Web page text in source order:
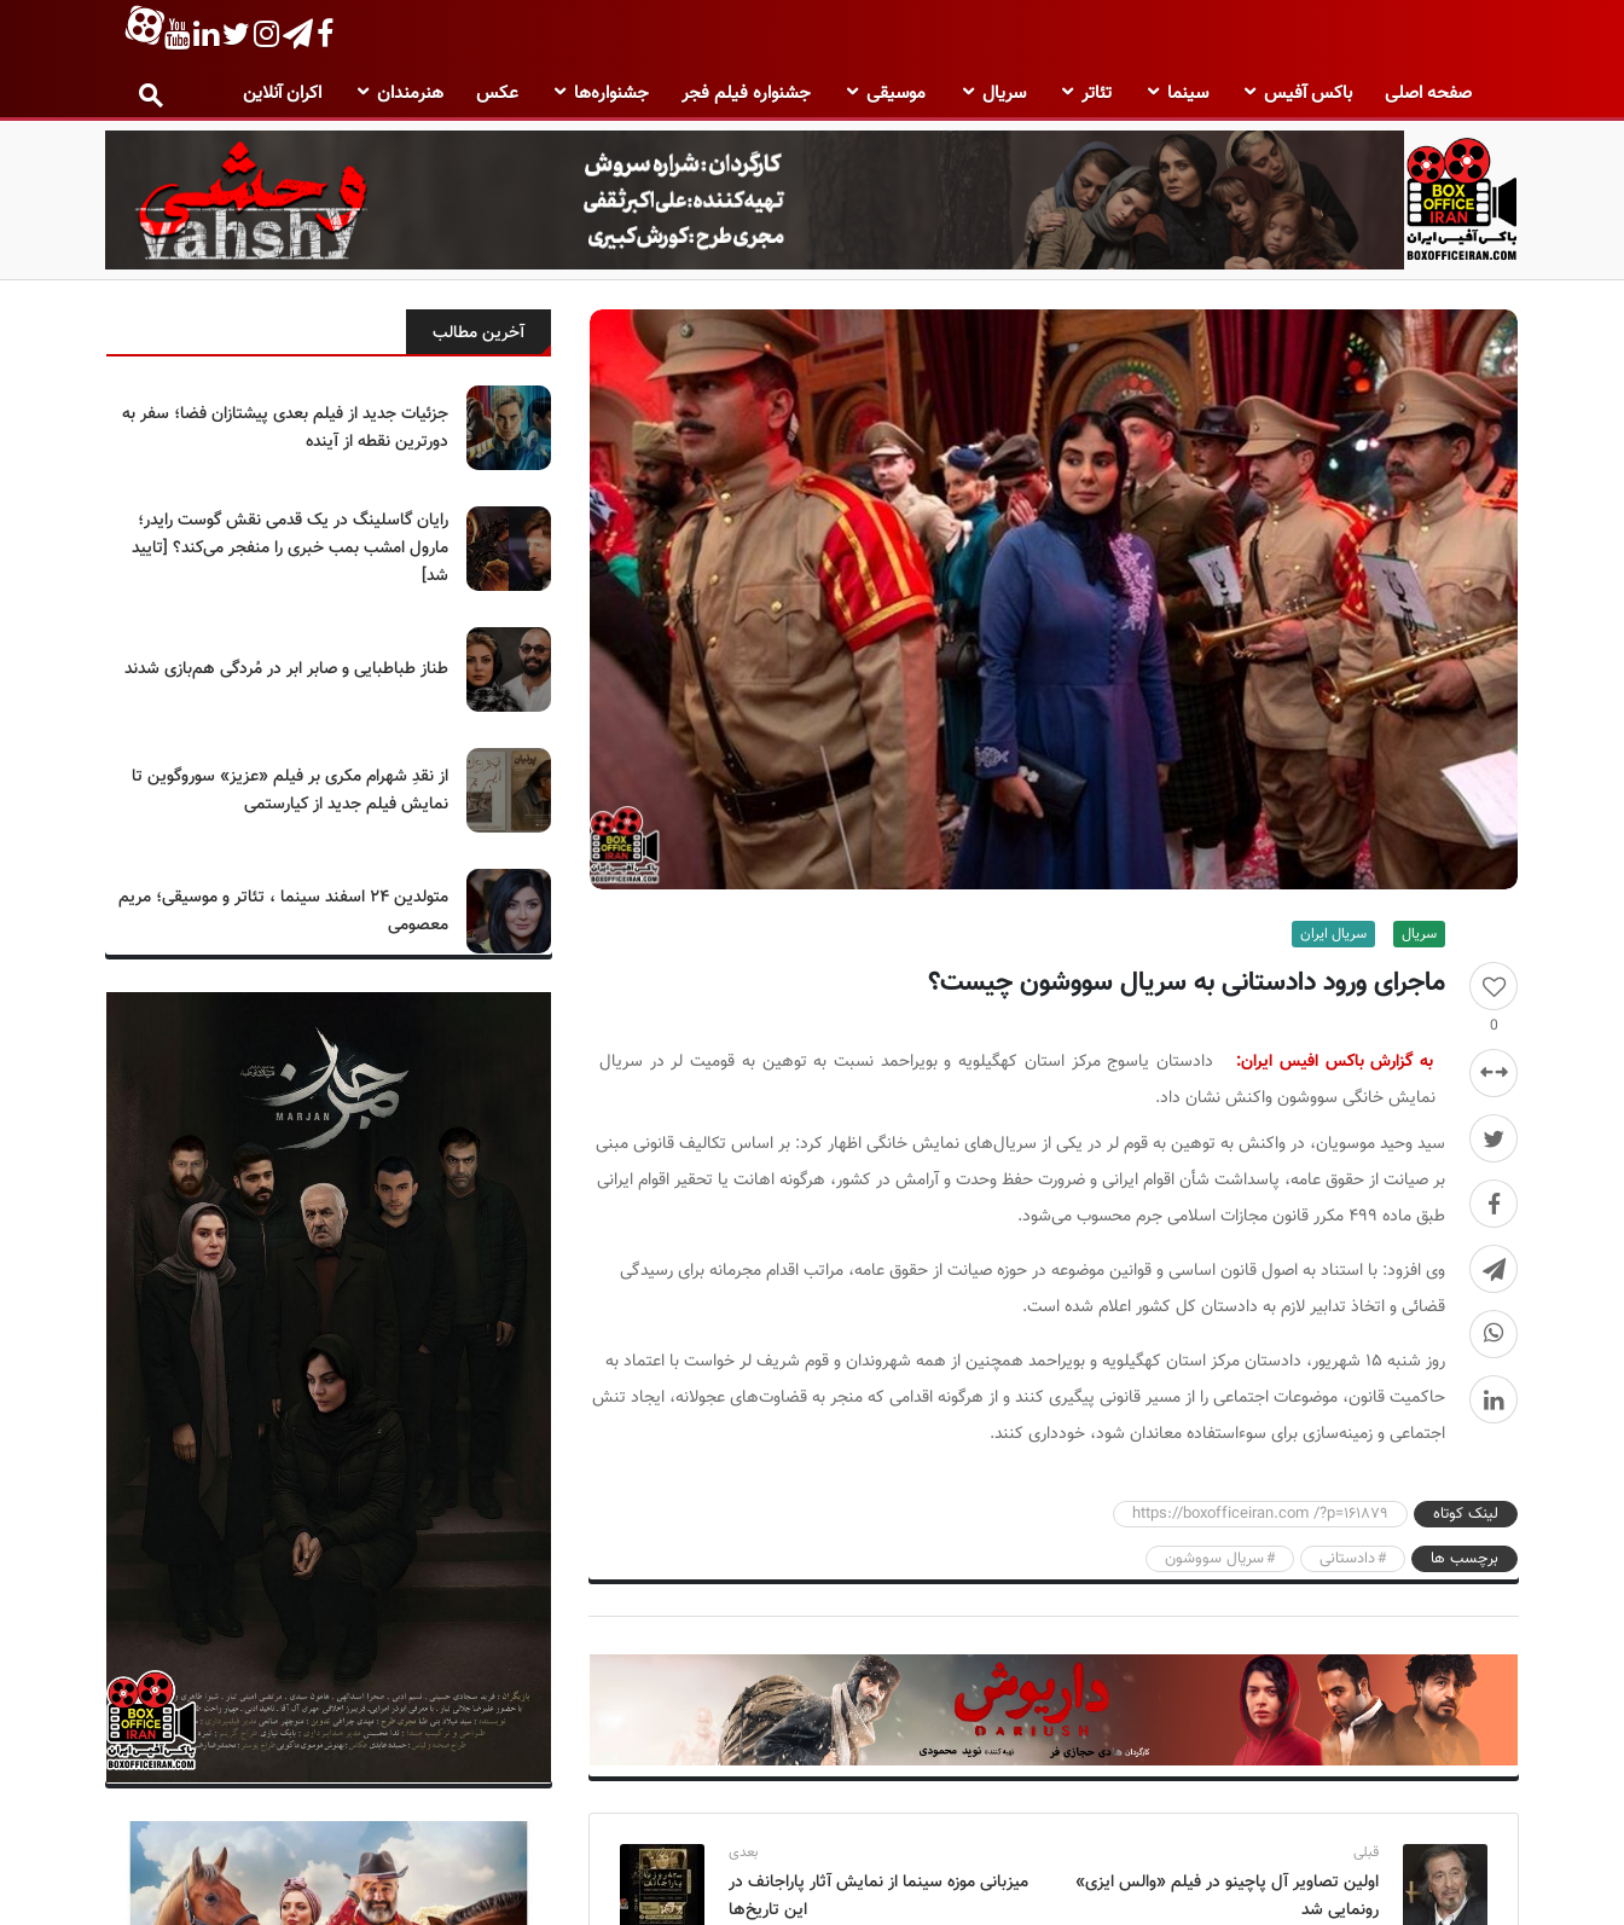
صفحه اصلی باکس آفیس سینما تئاتر سریال موسیقی جشنواره فیلم فجر جشنواره‌ها عکس هنرمندان اکران آنلاین
ب
ک
س
آ
ف
ی
س
ا
ی
ر
ا
ن
0
سریال سریال ایران
ماجرای ورود دادستانی به سریال سووشون چیست؟
به گزارش باکس افیس ایران:
دادستان یاسوج مرکز استان کهگیلویه و بویراحمد نسبت به توهین به قومیت لر در سریال
نمایش خانگی سووشون واکنش نشان داد.
سید وحید موسویان، در واکنش به توهین به قوم لر در یکی از سریال‌های نمایش خانگی اظهار کرد: بر اساس تکالیف قانونی مبنی
بر صیانت از حقوق عامه، پاسداشت شأن اقوام ایرانی و ضرورت حفظ وحدت و آرامش در کشور، هرگونه اهانت یا تحقیر اقوام ایرانی
طبق ماده ۴۹۹ مکرر قانون مجازات اسلامی جرم محسوب می‌شود.
وی افزود: با استناد به اصول قانون اساسی و قوانین موضوعه در حوزه صیانت از حقوق عامه، مراتب اقدام مجرمانه برای رسیدگی
قضائی و اتخاذ تدابیر لازم به دادستان کل کشور اعلام شده است.
روز شنبه ۱۵ شهریور، دادستان مرکز استان کهگیلویه و بویراحمد همچنین از همه شهروندان و قوم شریف لر خواست با اعتماد به
حاکمیت قانون، موضوعات اجتماعی را از مسیر قانونی پیگیری کنند و از هرگونه اقدامی که منجر به قضاوت‌های عجولانه، ایجاد تنش
اجتماعی و زمینه‌سازی برای سوءاستفاده معاندان شود، خودداری کنند.
لینک کوتاه
https://boxofficeiran.com /?p=161879
برچسب ها
دادستانی سریال سووشون
قبلی
اولین تصاویر آل پاچینو در فیلم «والس ایزی»
رونمایی شد
بعدی
میزبانی موزه سینما از نمایش آثار پاراجانف در
این تاریخ‌ها
آخرین مطالب
جزئیات جدید از فیلم بعدی پیشتازان فضا؛ سفر به
دورترین نقطه از آینده
رایان گاسلینگ در یک قدمی نقش گوست رایدر؛
مارول امشب بمب خبری را منفجر می‌کند؟ [تایید
شد]
طناز طباطبایی و صابر ابر در مُردگی هم‌بازی شدند
از نقدِ شهرام مکری بر فیلم «عزیز» سوروگوین تا
نمایش فیلم جدید از کیارستمی
متولدین ۲۴ اسفند سینما ، تئاتر و موسیقی؛ مریم
معصومی